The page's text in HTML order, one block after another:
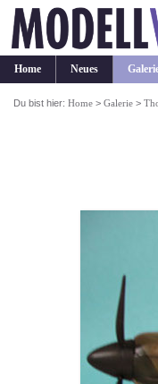
Home Neues
Du bist hier:Home >Galerie >